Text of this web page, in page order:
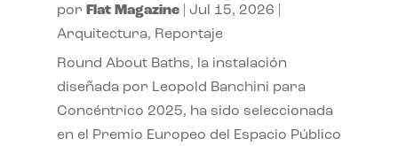
por Flat Magazine| Jul 15, 2026
Arquitectura, Reportaje
Round About Baths, la instalación
diseñada por Leopold Banchini para
Concéntrico 2025, ha sido seleccionada
en el Premio Europeo del Espacio Público